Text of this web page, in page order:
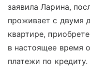
заявила Ларина,
проживает с двумя
квартире,
в настоящее время
платежи по кредиту.